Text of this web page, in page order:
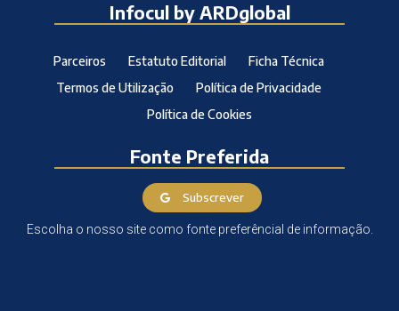
Infocul by ARDglobal
Parceiros Estatuto Editorial
Ficha Técnica
Termos de Utilização
Política de Privacidade
Política de Cookies
Fonte Preferida
Subscrever
Escolha o nosso site como fonte preferêncial de informação.